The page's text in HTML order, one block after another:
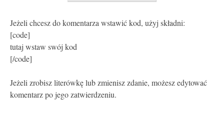
Jeżeli chcesz do komentarza wstawić kod, użyj składni:
[code]
tutaj wstaw swój kod
[/code]
Jeżeli zrobisz literówkę lub zmienisz zdanie, możesz edytować
komentarz po jego zatwierdzeniu.